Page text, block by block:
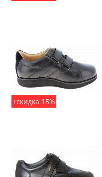
+скидка 15%